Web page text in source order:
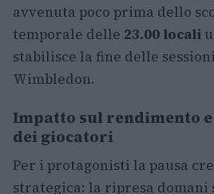
avvenuta poco prima dello
temporale delle 23.00 locali
stabilisce la fine delle
Wimbledon.
Impatto sul rendimento
dei giocatori
Per i protagonisti la pausa
strategica: la ripresa domani